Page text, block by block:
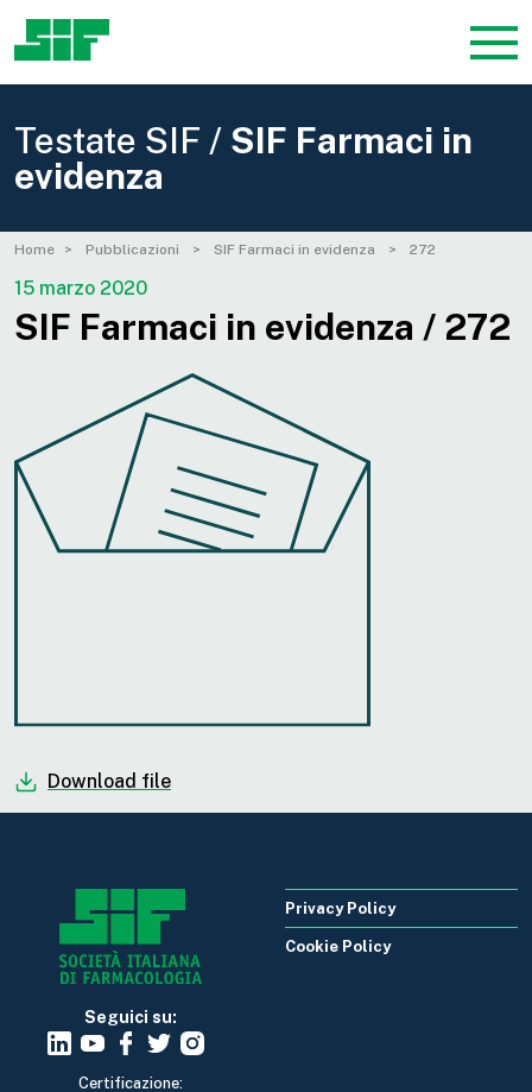
Testate SIF / SIF Farmaci in
evidenza
Home Pubblicazioni SIF Farmaci in evidenza 272
15 marzo 2020
SIF Farmaci in evidenza / 272
Download file
Seguici su:
Certificazione:
Privacy Policy
Cookie Policy